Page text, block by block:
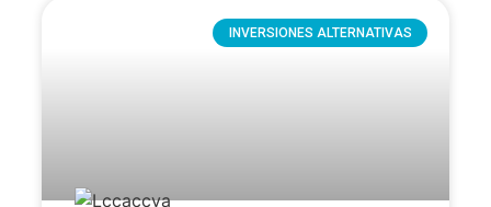
INVERSIONES ALTERNATIVAS